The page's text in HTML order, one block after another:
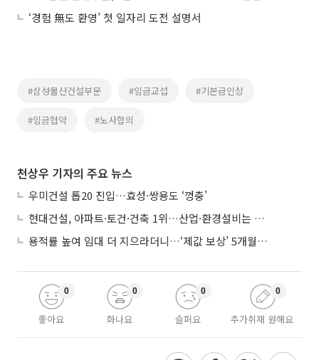
‘경험 無도 환영’ 첫 일자리 도전 설명서
#삼성물산건설부문 #임금교섭 #기본급인상
#임금협약 #노사합의
천상우 기자의 주요 뉴스
우미건설 톱20 진입…효성·쌍용도 ‘껑충’
현대건설, 아파트·토건·건축 1위…산업·환경설비는 삼성E&A
용적률 높여 임대 더 지으라더니…‘제값 보상’ 5개월째 국회에 발목
좋아요
0
화나요
0
슬퍼요
0
추가취재 원해요
0